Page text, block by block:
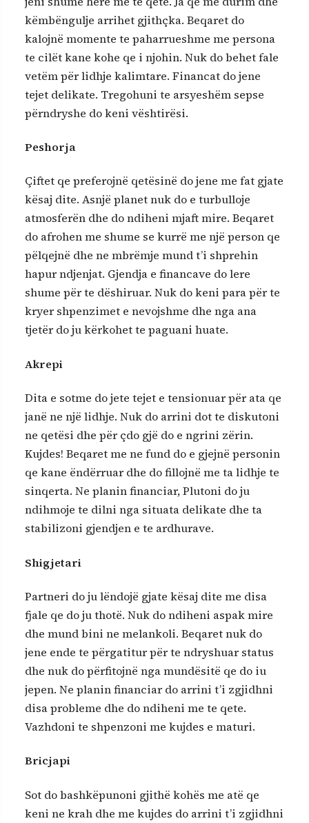
këmbëngulje arrihet gjithçka. Beqaret do
kalojnë momente te paharrueshme me persona
te cilët kane kohe qe i njohin. Nuk do behet fale
vetëm për lidhje kalimtare. Financat do jene
tejet delikate. Tregohuni te arsyeshëm sepse
përndryshe do keni vështirësi.
Peshorja
Çiftet qe preferojnë qetësinë do jene me fat gjate
kësaj dite. Asnjë planet nuk do e turbulloje
atmosferën dhe do ndiheni mjaft mire. Beqaret
do afrohen me shume se kurrë me një person qe
pëlqejnë dhe ne mbrëmje mund t’i shprehin
hapur ndjenjat. Gjendja e financave do lere
shume për te dëshiruar. Nuk do keni para për te
kryer shpenzimet e nevojshme dhe nga ana
tjetër do ju kërkohet te paguani huate.
Akrepi
Dita e sotme do jete tejet e tensionuar për ata qe
janë ne një lidhje. Nuk do arrini dot te diskutoni
ne qetësi dhe për çdo gjë do e ngrini zërin.
Kujdes! Beqaret me ne fund do e gjejnë personin
qe kane ëndërruar dhe do fillojnë me ta lidhje te
sinqerta. Ne planin financiar, Plutoni do ju
ndihmoje te dilni nga situata delikate dhe ta
stabilizoni gjendjen e te ardhurave.
Shigjetari
Partneri do ju lëndojë gjate kësaj dite me disa
fjale qe do ju thotë. Nuk do ndiheni aspak mire
dhe mund bini ne melankoli. Beqaret nuk do
jene ende te përgatitur për te ndryshuar status
dhe nuk do përfitojnë nga mundësitë qe do iu
jepen. Ne planin financiar do arrini t’i zgjidhni
disa probleme dhe do ndiheni me te qete.
Vazhdoni te shpenzoni me kujdes e maturi.
Bricjapi
Sot do bashkëpunoni gjithë kohës me atë qe
keni ne krah dhe me kujdes do arrini t’i zgjidhni